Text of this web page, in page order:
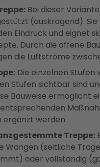
Bei dieser
(auskragend).
Eindruck und eignet
Durch die offene
die Luftströme
Die einzelnen
Stufen sichtbar sind
Bauweise ermöglicht
ergänzt werden.
Treppe:
Wangen (seitliche
oder vollständig